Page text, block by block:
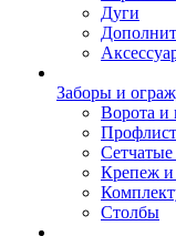
Дуги
Заборы и
Ворота и
Профлист
Крепеж и
Столбы